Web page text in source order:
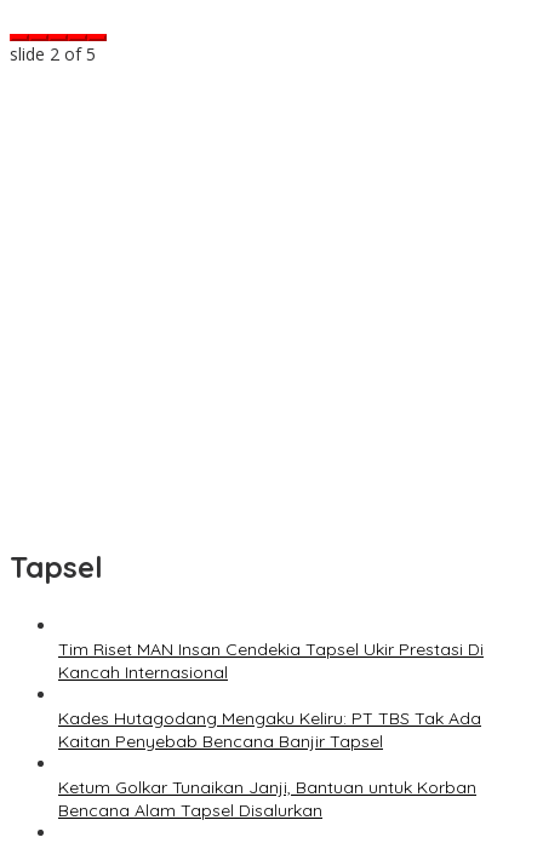
slide 2 of 5
Tapsel
Tim Riset MAN Insan Cendekia Tapsel Ukir Prestasi Di
Kancah Internasional
Kades Hutagodang Mengaku Keliru: PT TBS Tak Ada
Kaitan Penyebab Bencana Banjir Tapsel
Ketum Golkar Tunaikan Janji, Bantuan untuk Korban
Bencana Alam Tapsel Disalurkan